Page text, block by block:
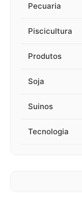
Pecuaria
Piscicultura
Produtos
Soja
Suinos
Tecnologia